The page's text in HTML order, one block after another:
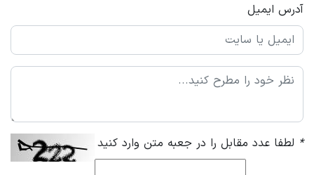
آدرس ایمیل
* لطفا عدد مقابل را در جعبه متن وارد کنید